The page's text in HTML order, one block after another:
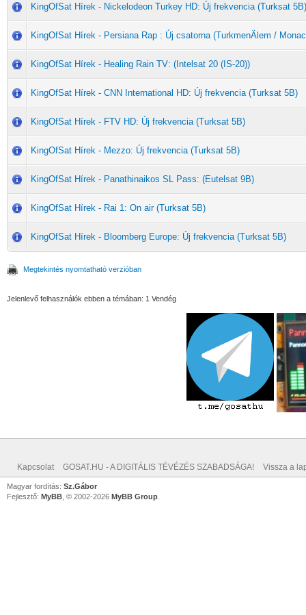
KingOfSat Hírek - Nickelodeon Turkey HD: Új frekvencia (Turksat 5B)
KingOfSat Hírek - Persiana Rap : Új csatorna (TurkmenÄlem /
KingOfSat Hírek - Healing Rain TV: (Intelsat 20 (IS-20))
KingOfSat Hírek - CNN International HD: Új frekvencia (Turksat 5B)
KingOfSat Hírek - FTV HD: Új frekvencia (Turksat 5B)
KingOfSat Hírek - Mezzo: Új frekvencia (Turksat 5B)
KingOfSat Hírek - Panathinaikos SL Pass: (Eutelsat 9B)
KingOfSat Hírek - Rai 1: On air (Turksat 5B)
KingOfSat Hírek - Bloomberg Europe: Új frekvencia (Turksat 5B)
Megtekintés nyomtatható verzióban
Jelenlevő felhasználók ebben a témában: 1 Vendég
Kapcsolat GOSAT.HU - A DIGITÁLIS TÉVÉZÉS SZABADSÁGA! Vissza a
Magyar fordítás: Sz.Gábor
Fejlesztő: MyBB , © 2002-2026 MyBB Group